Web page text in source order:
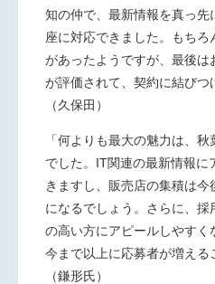
知の仲で、最新情報を真っ先
座に対応できました。もち
があったようですが、最後は
が評価されて、契約に結びつ
（久保田）
「何よりも最大の魅力は、
でした。 IT関連の最新情報に
きますし、販売店の集積は今
になるでしょう。さらに、採
の高い方にアピールしやすく
今まで以上に応募者が増える
（鎌形氏）